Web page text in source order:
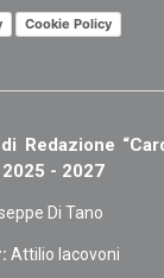
Cookie Policy
Redazione
2025 - 2027
Di Tano
Attilio Iacovoni